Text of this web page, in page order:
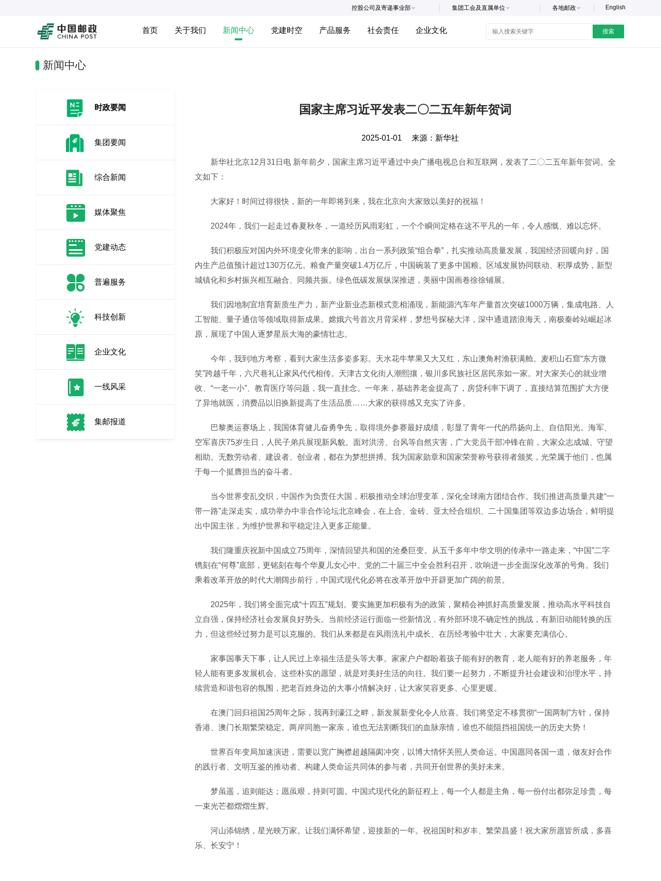
English
各地邮政
集团工会及直属单位
控股公司及寄递事业部
首页 关于我们 新闻中心 党建时空 产品服务 社会责任 企业文化 搜索
新闻中心
时政要闻
集团要闻
综合新闻
媒体聚焦
党建动态
普遍服务
科技创新
企业文化
一线风采
集邮报道
国家主席习近平发表二〇二五年新年贺词
2025-01-01 来源： 新华社
新华社北京12月31日电 新年前夕，国家主席习近平通过中央广播电视总台和互联网，发表了二〇二五年新年贺词。全
文如下：
大家好！时间过得很快，新的一年即将到来，我在北京向大家致以美好的祝福！
2024年，我们一起走过春夏秋冬，一道经历风雨彩虹，一个个瞬间定格在这不平凡的一年，令人感慨、难以忘怀。
我们积极应对国内外环境变化带来的影响，出台一系列政策“组合拳”，扎实推动高质量发展，我国经济回暖向好，国
内生产总值预计超过130万亿元。粮食产量突破1.4万亿斤，中国碗装了更多中国粮。区域发展协同联动、积厚成势，新型
城镇化和乡村振兴相互融合、同频共振。绿色低碳发展纵深推进，美丽中国画卷徐徐铺展。
我们因地制宜培育新质生产力，新产业新业态新模式竞相涌现，新能源汽车年产量首次突破1000万辆，集成电路、人
工智能、量子通信等领域取得新成果。嫦娥六号首次月背采样，梦想号探秘大洋，深中通道踏浪海天，南极秦岭站崛起冰
原，展现了中国人逐梦星辰大海的豪情壮志。
今年，我到地方考察，看到大家生活多姿多彩。天水花牛苹果又大又红，东山澳角村渔获满舱。麦积山石窟“东方微
笑”跨越千年，六尺巷礼让家风代代相传。天津古文化街人潮熙攘，银川多民族社区居民亲如一家。对大家关心的就业增
收、“一老一小”、教育医疗等问题，我一直挂念。一年来，基础养老金提高了，房贷利率下调了，直接结算范围扩大方便
了异地就医，消费品以旧换新提高了生活品质……大家的获得感又充实了许多。
巴黎奥运赛场上，我国体育健儿奋勇争先，取得境外参赛最好成绩，彰显了青年一代的昂扬向上、自信阳光。海军、
空军喜庆75岁生日，人民子弟兵展现新风貌。面对洪涝、台风等自然灾害，广大党员干部冲锋在前，大家众志成城、守望
相助。无数劳动者、建设者、创业者，都在为梦想拼搏。我为国家勋章和国家荣誉称号获得者颁奖，光荣属于他们，也属
于每一个挺膺担当的奋斗者。
当今世界变乱交织，中国作为负责任大国，积极推动全球治理变革，深化全球南方团结合作。我们推进高质量共建“一
带一路”走深走实，成功举办中非合作论坛北京峰会，在上合、金砖、亚太经合组织、二十国集团等双边多边场合，鲜明提
出中国主张，为维护世界和平稳定注入更多正能量。
我们隆重庆祝新中国成立75周年，深情回望共和国的沧桑巨变。从五千多年中华文明的传承中一路走来，“中国”二字
镌刻在“何尊”底部，更铭刻在每个华夏儿女心中。党的二十届三中全会胜利召开，吹响进一步全面深化改革的号角。我们
乘着改革开放的时代大潮阔步前行，中国式现代化必将在改革开放中开辟更加广阔的前景。
2025年，我们将全面完成“十四五”规划。要实施更加积极有为的政策，聚精会神抓好高质量发展，推动高水平科技自
立自强，保持经济社会发展良好势头。当前经济运行面临一些新情况，有外部环境不确定性的挑战，有新旧动能转换的压
力，但这些经过努力是可以克服的。我们从来都是在风雨洗礼中成长、在历经考验中壮大，大家要充满信心。
家事国事天下事，让人民过上幸福生活是头等大事。家家户户都盼着孩子能有好的教育，老人能有好的养老服务，年
轻人能有更多发展机会。这些朴实的愿望，就是对美好生活的向往。我们要一起努力，不断提升社会建设和治理水平，持
续营造和谐包容的氛围，把老百姓身边的大事小情解决好，让大家笑容更多、心里更暖。
在澳门回归祖国25周年之际，我再到濠江之畔，新发展新变化令人欣喜。我们将坚定不移贯彻“一国两制”方针，保持
香港、澳门长期繁荣稳定。两岸同胞一家亲，谁也无法割断我们的血脉亲情，谁也不能阻挡祖国统一的历史大势！
世界百年变局加速演进，需要以宽广胸襟超越隔阂冲突，以博大情怀关照人类命运。中国愿同各国一道，做友好合作
的践行者、文明互鉴的推动者、构建人类命运共同体的参与者，共同开创世界的美好未来。
梦虽遥，追则能达；愿虽艰，持则可圆。中国式现代化的新征程上，每一个人都是主角，每一份付出都弥足珍贵，每
一束光芒都熠熠生辉。
河山添锦绣，星光映万家。让我们满怀希望，迎接新的一年。祝祖国时和岁丰、繁荣昌盛！祝大家所愿皆所成，多喜
乐、长安宁！